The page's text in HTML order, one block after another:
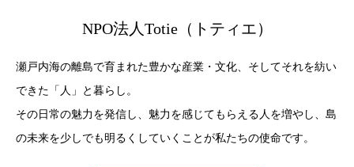
NPO法人Totie（トティエ）
瀬戸内海の離島で育まれた豊かな産業・文化、そしてそれを紡い
できた「人」と暮らし。
その日常の魅力を発信し、魅力を感じてもらえる人を増やし、島
の未来を少しでも明るくしていくことが私たちの使命です。